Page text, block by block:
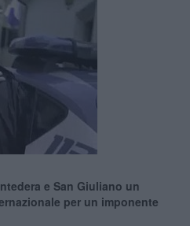
e San Giuliano un
per un imponente